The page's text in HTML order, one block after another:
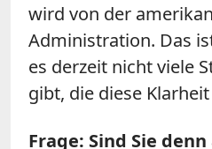
wird von der
Administration. Das
es derzeit nicht viele
gibt, die diese
Frage: Sind Sie